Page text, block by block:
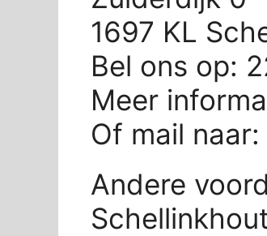
1697 KL
Bel ons op:
Meer
Of mail naar:
Andere
Schellinkhout